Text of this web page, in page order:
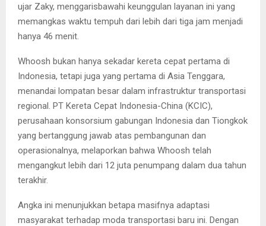
ujar Zaky, menggarisbawahi keunggulan layanan ini yang
memangkas waktu tempuh dari lebih dari tiga jam menjadi
hanya 46 menit.
Whoosh bukan hanya sekadar kereta cepat pertama di
Indonesia, tetapi juga yang pertama di Asia Tenggara,
menandai lompatan besar dalam infrastruktur transportasi
regional. PT Kereta Cepat Indonesia-China (KCIC),
perusahaan konsorsium gabungan Indonesia dan Tiongkok
yang bertanggung jawab atas pembangunan dan
operasionalnya, melaporkan bahwa Whoosh telah
mengangkut lebih dari 12 juta penumpang dalam dua tahun
terakhir.
Angka ini menunjukkan betapa masifnya adaptasi
masyarakat terhadap moda transportasi baru ini. Dengan